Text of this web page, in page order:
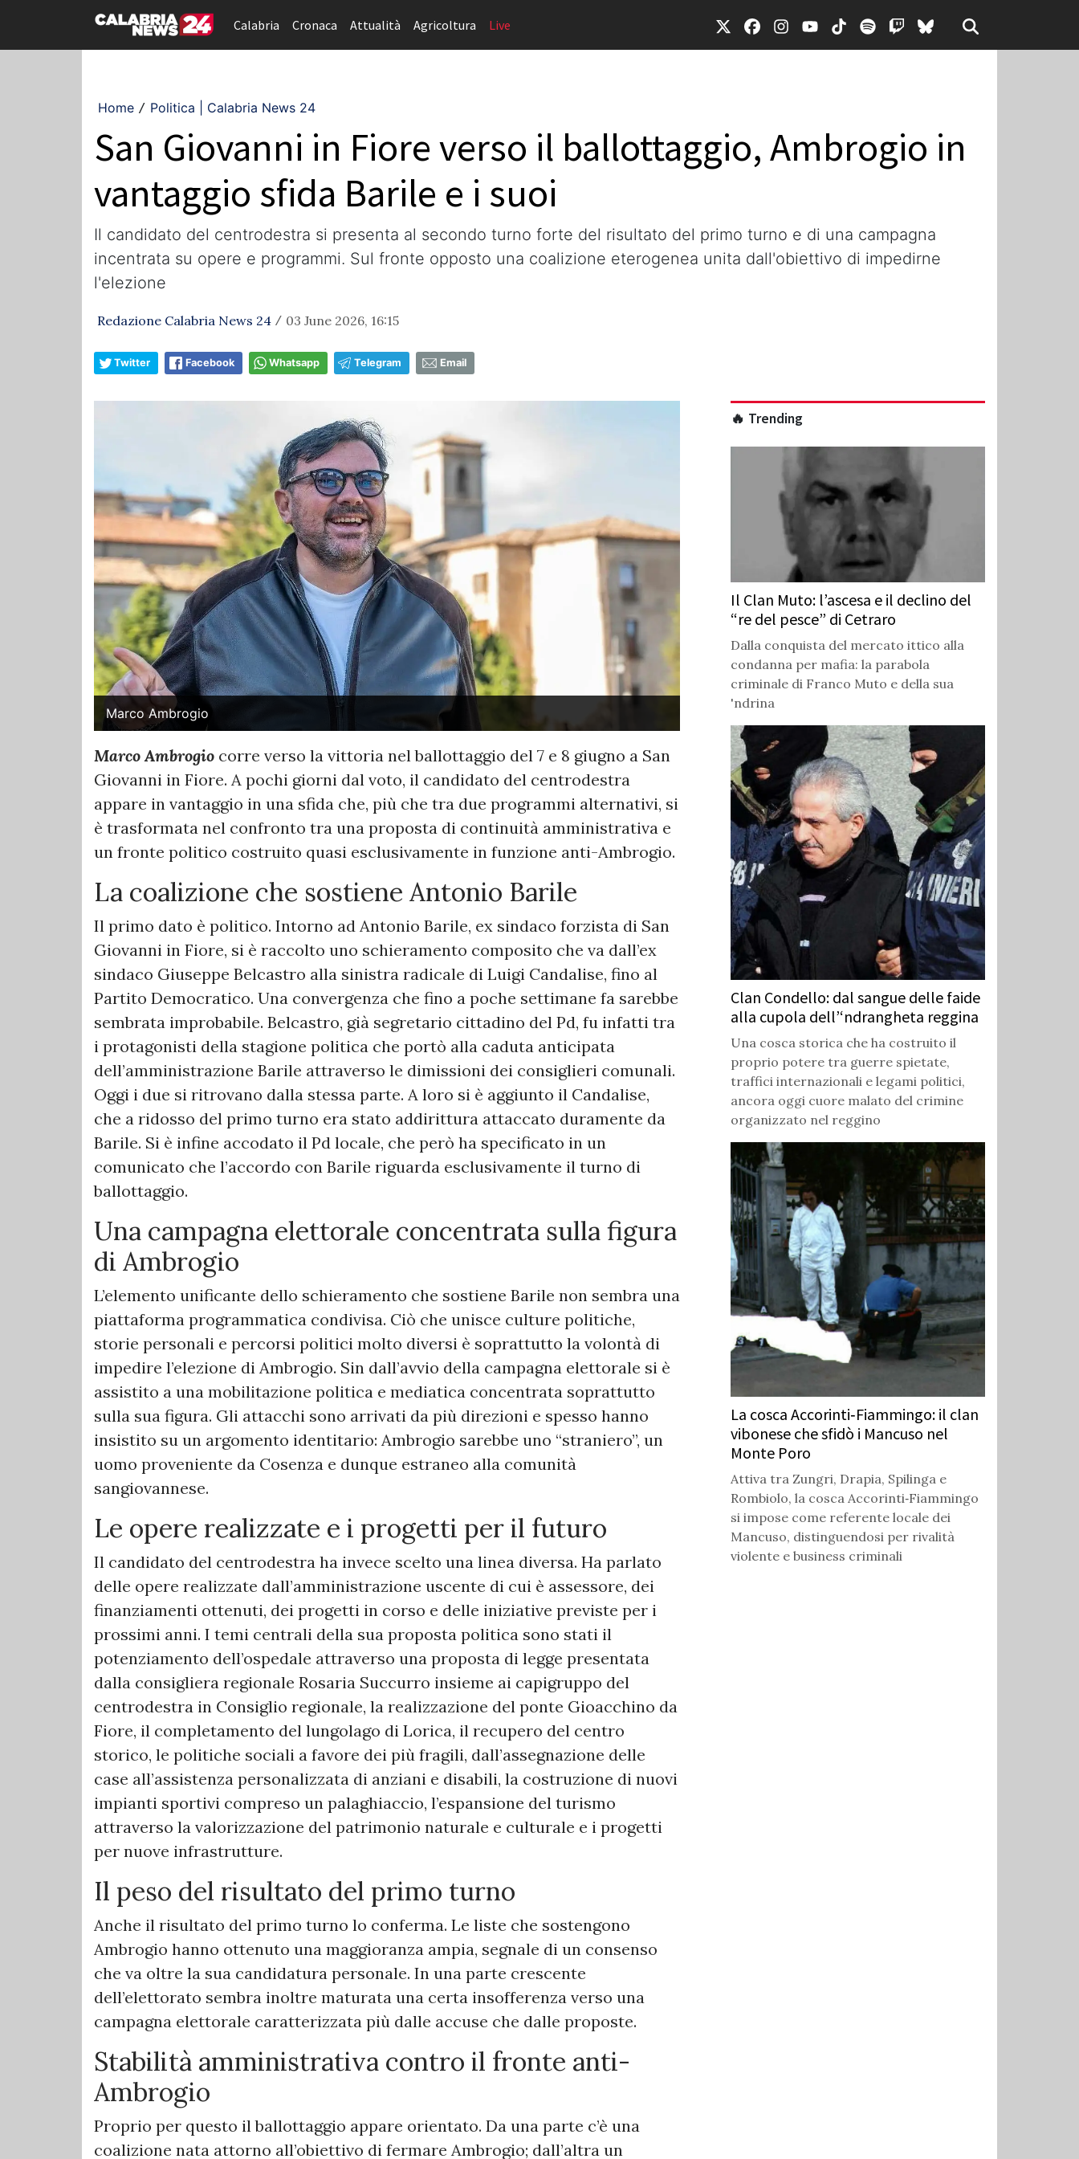
Calabria Cronaca Attualità Agricoltura Live
Home / Politica | Calabria News 24
San Giovanni in Fiore verso il ballottaggio, Ambrogio in
vantaggio sfida Barile e i suoi
Il candidato del centrodestra si presenta al secondo turno forte del risultato del primo turno e di una campagna
incentrata su opere e programmi. Sul fronte opposto una coalizione eterogenea unita dall'obiettivo di impedirne
l'elezione
Redazione Calabria News 24 / 03 June 2026, 16:15
Twitter Facebook Whatsapp Telegram Email
Marco Ambrogio
Marco Ambrogio corre verso la vittoria nel ballottaggio del 7 e 8 giugno a San
Giovanni in Fiore. A pochi giorni dal voto, il candidato del centrodestra
appare in vantaggio in una sfida che, più che tra due programmi alternativi, si
è trasformata nel confronto tra una proposta di continuità amministrativa e
un fronte politico costruito quasi esclusivamente in funzione anti-Ambrogio.
La coalizione che sostiene Antonio Barile
Il primo dato è politico. Intorno ad Antonio Barile, ex sindaco forzista di San
Giovanni in Fiore, si è raccolto uno schieramento composito che va dall’ex
sindaco Giuseppe Belcastro alla sinistra radicale di Luigi Candalise, fino al
Partito Democratico. Una convergenza che fino a poche settimane fa sarebbe
sembrata improbabile. Belcastro, già segretario cittadino del Pd, fu infatti tra
i protagonisti della stagione politica che portò alla caduta anticipata
dell’amministrazione Barile attraverso le dimissioni dei consiglieri comunali.
Oggi i due si ritrovano dalla stessa parte. A loro si è aggiunto il Candalise,
che a ridosso del primo turno era stato addirittura attaccato duramente da
Barile. Si è infine accodato il Pd locale, che però ha specificato in un
comunicato che l’accordo con Barile riguarda esclusivamente il turno di
ballottaggio.
Una campagna elettorale concentrata sulla figura
di Ambrogio
L’elemento unificante dello schieramento che sostiene Barile non sembra una
piattaforma programmatica condivisa. Ciò che unisce culture politiche,
storie personali e percorsi politici molto diversi è soprattutto la volontà di
impedire l’elezione di Ambrogio. Sin dall’avvio della campagna elettorale si è
assistito a una mobilitazione politica e mediatica concentrata soprattutto
sulla sua figura. Gli attacchi sono arrivati da più direzioni e spesso hanno
insistito su un argomento identitario: Ambrogio sarebbe uno “straniero”, un
uomo proveniente da Cosenza e dunque estraneo alla comunità
sangiovannese.
Le opere realizzate e i progetti per il futuro
Il candidato del centrodestra ha invece scelto una linea diversa. Ha parlato
delle opere realizzate dall’amministrazione uscente di cui è assessore, dei
finanziamenti ottenuti, dei progetti in corso e delle iniziative previste per i
prossimi anni. I temi centrali della sua proposta politica sono stati il
potenziamento dell’ospedale attraverso una proposta di legge presentata
dalla consigliera regionale Rosaria Succurro insieme ai capigruppo del
centrodestra in Consiglio regionale, la realizzazione del ponte Gioacchino da
Fiore, il completamento del lungolago di Lorica, il recupero del centro
storico, le politiche sociali a favore dei più fragili, dall’assegnazione delle
case all’assistenza personalizzata di anziani e disabili, la costruzione di nuovi
impianti sportivi compreso un palaghiaccio, l’espansione del turismo
attraverso la valorizzazione del patrimonio naturale e culturale e i progetti
per nuove infrastrutture.
Il peso del risultato del primo turno
Anche il risultato del primo turno lo conferma. Le liste che sostengono
Ambrogio hanno ottenuto una maggioranza ampia, segnale di un consenso
che va oltre la sua candidatura personale. In una parte crescente
dell’elettorato sembra inoltre maturata una certa insofferenza verso una
campagna elettorale caratterizzata più dalle accuse che dalle proposte.
Stabilità amministrativa contro il fronte anti-
Ambrogio
Proprio per questo il ballottaggio appare orientato. Da una parte c’è una
coalizione nata attorno all’obiettivo di fermare Ambrogio; dall’altra un
🔥 Trending
Il Clan Muto: l’ascesa e il declino del
“re del pesce” di Cetraro
Dalla conquista del mercato ittico alla
condanna per mafia: la parabola
criminale di Franco Muto e della sua
'ndrina
Clan Condello: dal sangue delle faide
alla cupola dell’‘ndrangheta reggina
Una cosca storica che ha costruito il
proprio potere tra guerre spietate,
traffici internazionali e legami politici,
ancora oggi cuore malato del crimine
organizzato nel reggino
La cosca Accorinti‑Fiammingo: il clan
vibonese che sfidò i Mancuso nel
Monte Poro
Attiva tra Zungri, Drapia, Spilinga e
Rombiolo, la cosca Accorinti‑Fiammingo
si impose come referente locale dei
Mancuso, distinguendosi per rivalità
violente e business criminali